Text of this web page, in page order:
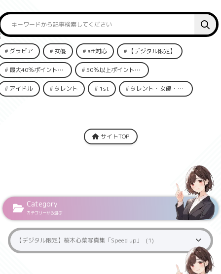
グラビア 女優 aff対応 【デジタル限定】
最大40％ポイント還元 50％以上ポイント還元
アイドル タレント 1st タレント・女優・俳優
サイトTOP
Category
カテゴリーから選ぶ